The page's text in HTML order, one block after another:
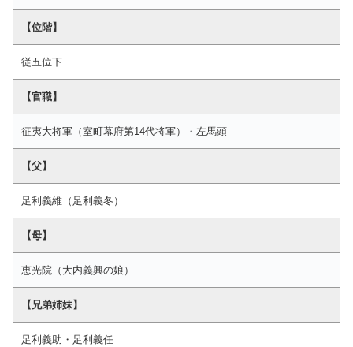
【位階】
従五位下
【官職】
征夷大将軍（室町幕府第14代将軍）・左馬頭
【父】
足利義維（足利義冬）
【母】
恵光院（大内義興の娘）
【兄弟姉妹】
足利義助・足利義任